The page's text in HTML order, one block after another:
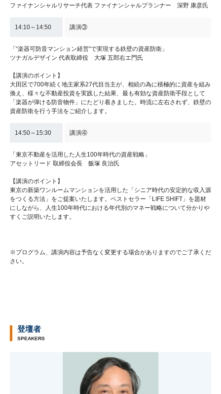
ファイナンシャルリサーチ代表 ファイナンシャルプランナー 深野 康彦氏
14:10～14:50 講演③
「“楽器可防音マンション経営”で実現する鉄壁の資産防衛」
ツナガルデザイン 代表取締役 大塚 五郎右エ門氏
【講演のポイント】
大田区で700年続く地主家系27代目当主が、相続の為に積極的に資産を組み
換え、様々な不動産投資を実践した結果、最も有効な資産防衛手段として
「楽器が弾ける防音物件」にたどり着きました。時流に左右されず、鉄壁の
資産防衛を行う手法をご紹介します。
14:50～15:30 講演④
「東京不動産を活用した人生100年時代の資産戦略」
アセットリード 取締役会長 飯塚 良治氏
【講演のポイント】
東京の新築ワンルームマンションを活用した「シニア時代の安定的な収入源
をつくる方法」をご提案いたします。ベストセラー「LIFE SHIFT」を題材
にしながら、人生100年時代における年代別のマネー戦略について分かりや
すくご説明いたします。
※プログラム、講演内容は予告なく変更する場合がありますのでご了承くだ
さい。
登壇者
SPEAKERS